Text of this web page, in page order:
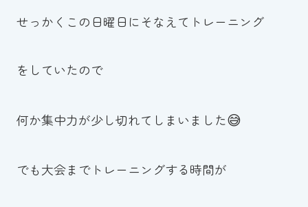
メールでお問い合わせ
体験申し込みはこちら!
せっかくこの日曜日にそなえてトレーニング
をしていたので
何か集中力が少し切れてしまいました😅
でも大会までトレーニングする時間が